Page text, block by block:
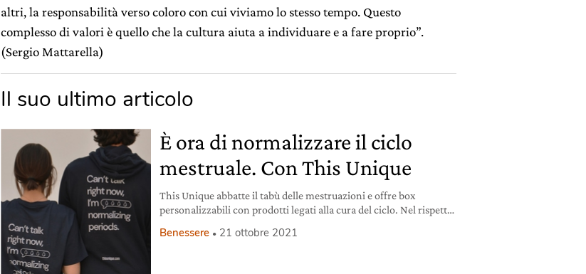
altri, la responsabilità verso coloro con cui viviamo lo stesso tempo. Questo
complesso di valori è quello che la cultura aiuta a individuare e a fare proprio”.
(Sergio Mattarella)
Il suo ultimo articolo
È ora di normalizzare il ciclo
mestruale. Con This Unique
This Unique abbatte il tabù delle mestruazioni e offre box
personalizzabili con prodotti legati alla cura del ciclo. Nel rispetto
Benessere 21 ottobre 2021